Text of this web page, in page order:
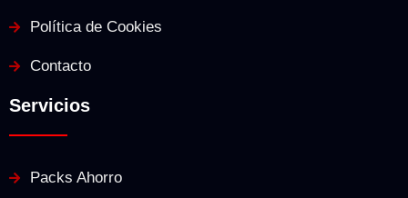
Política de Cookies
Contacto
Servicios
Packs Ahorro